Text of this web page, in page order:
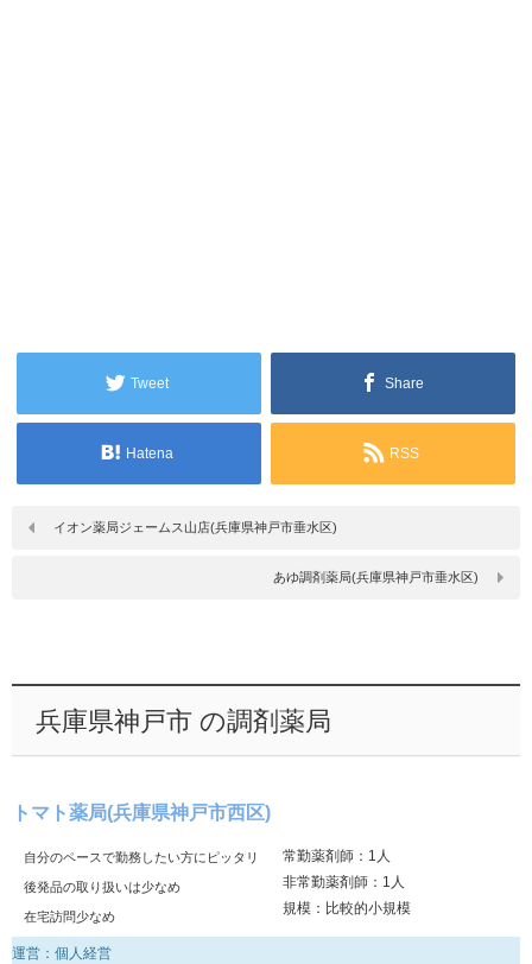
Tweet Share
Hatena RSS
イオン薬局ジェームス山店(兵庫県神戸市垂水区)
あゆ調剤薬局(兵庫県神戸市垂水区)
兵庫県神戸市 の調剤薬局
トマト薬局(兵庫県神戸市西区)
自分のペースで勤務したい方にピッタリ
後発品の取り扱いは少なめ
在宅訪問少なめ
常勤薬剤師：1人
非常勤薬剤師：1人
規模：比較的小規模
運営：個人経営